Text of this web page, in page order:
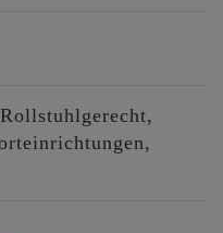
Rollstuhlgerecht